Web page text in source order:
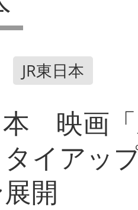
JR東日本
本 映画
イアッ
開